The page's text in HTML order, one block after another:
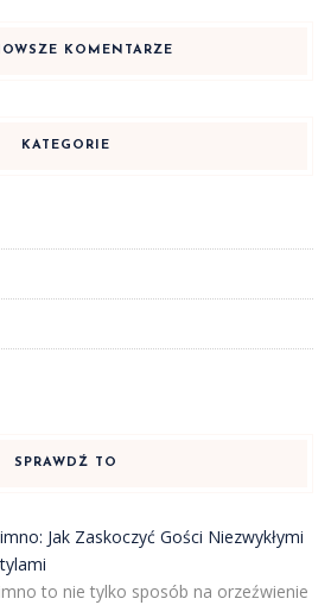
KOMENTARZE
KATEGORIE
SPRAWDŹ TO
Jak Zaskoczyć Gości Niezwykłymi
to nie tylko sposób na orzeźwienie